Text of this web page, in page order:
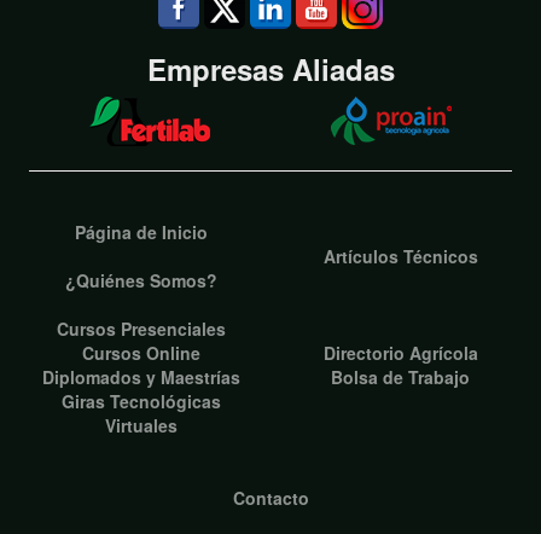
Empresas Aliadas
Página de Inicio
¿Quiénes Somos?
Artículos Técnicos
Cursos Presenciales
Cursos Online
Diplomados y Maestrías
Giras Tecnológicas
Virtuales
Directorio Agrícola
Bolsa de Trabajo
Contacto